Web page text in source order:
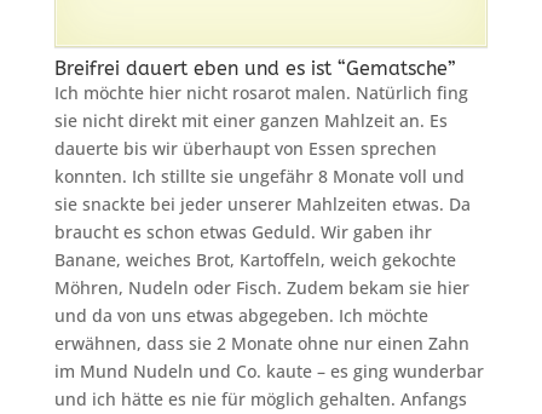
Breifrei dauert eben und es ist “Gematsche”
Ich möchte hier nicht rosarot malen. Natürlich fing
sie nicht direkt mit einer ganzen Mahlzeit an. Es
dauerte bis wir überhaupt von Essen sprechen
konnten. Ich stillte sie ungefähr 8 Monate voll und
sie snackte bei jeder unserer Mahlzeiten etwas. Da
braucht es schon etwas Geduld. Wir gaben ihr
Banane, weiches Brot, Kartoffeln, weich gekochte
Möhren, Nudeln oder Fisch. Zudem bekam sie hier
und da von uns etwas abgegeben. Ich möchte
erwähnen, dass sie 2 Monate ohne nur einen Zahn
im Mund Nudeln und Co. kaute – es ging wunderbar
und ich hätte es nie für möglich gehalten. Anfangs